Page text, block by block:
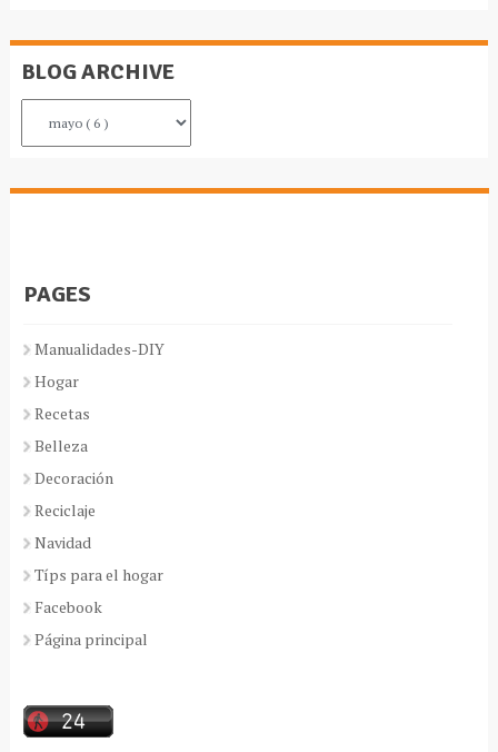
BLOG ARCHIVE
PAGES
Manualidades-DIY
Hogar
Recetas
Belleza
Decoración
Reciclaje
Navidad
Típs para el hogar
Facebook
Página principal